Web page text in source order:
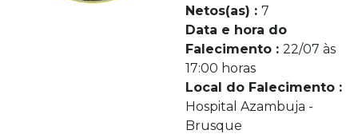
Netos(as) : 7
Data e hora do
Falecimento : 22/07 às
17:00 horas
Local do Falecimento :
Hospital Azambuja -
Brusque